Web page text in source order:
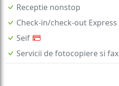
Receptie nonstop
Check-in/check-out Express
Seif
Servicii de fotocopiere si fax